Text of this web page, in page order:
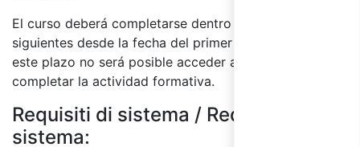
El curso deberá completarse dentro de los 60 días
siguientes desde la fecha del primer acceso. Luego de
este plazo no será posible acceder al curso para
completar la actividad formativa.
Requisiti di sistema / Requisitos del
sistema: